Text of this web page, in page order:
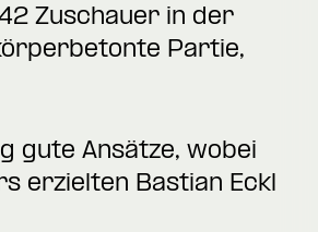
Zuschauer in der
Partie,
gute Ansätze, wobei
erzielten Bastian Eckl